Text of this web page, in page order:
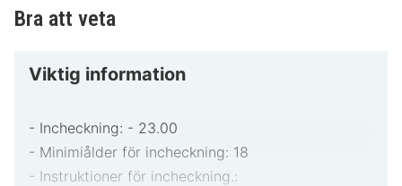
Bra att veta
Viktig information
- Incheckning: - 23.00
- Minimiålder för incheckning: 18
- Instruktioner för incheckning.: